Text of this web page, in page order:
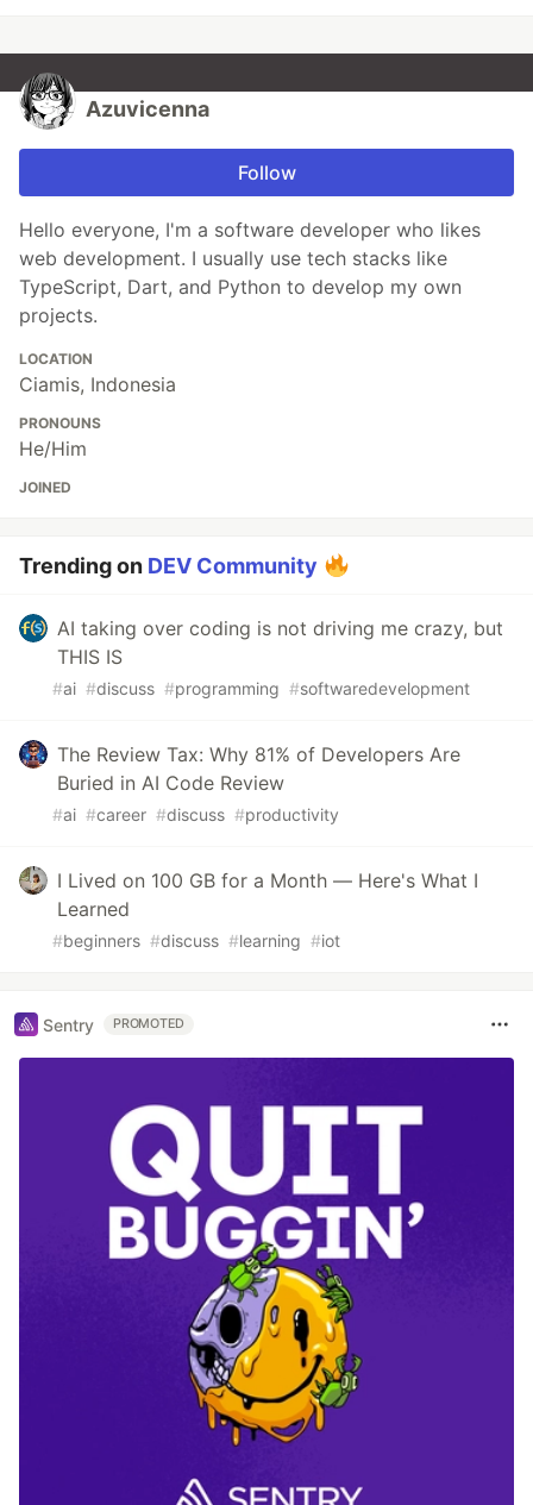
Azuvicenna
Follow
Hello everyone, I'm a software developer who likes
web development. I usually use tech stacks like
TypeScript, Dart, and Python to develop my own
projects.
LOCATION
Ciamis, Indonesia
PRONOUNS
He/Him
JOINED
Trending on DEV Community
AI taking over coding is not driving me crazy, but
THIS IS
#ai #discuss #programming #softwaredevelopment
The Review Tax: Why 81% of Developers Are
Buried in AI Code Review
#ai #career #discuss #productivity
I Lived on 100 GB for a Month — Here's What I
Learned
#beginners #discuss #learning #iot
Sentry PROMOTED